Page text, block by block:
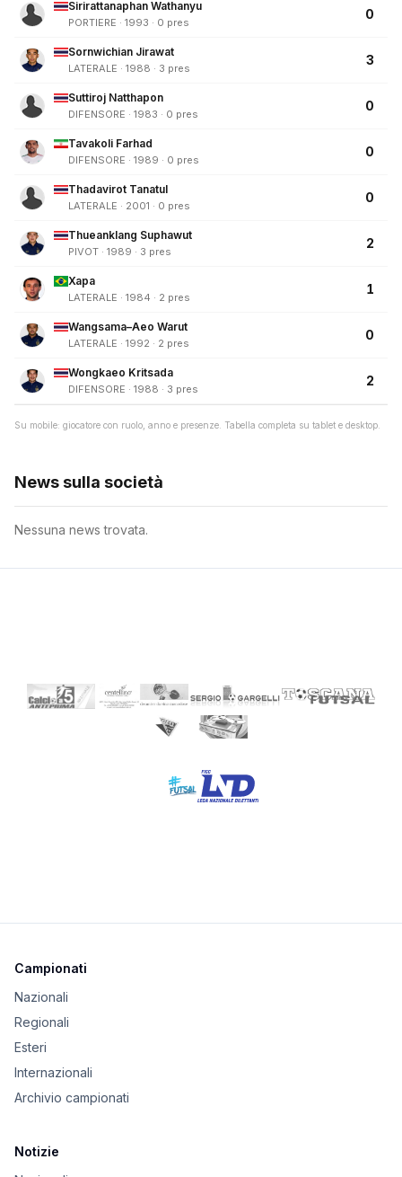
Sirirattanaphan Wathanyu
PORTIERE · 1993 · 0 pres
0
Sornwichian Jirawat
LATERALE · 1988 · 3 pres
3
Suttiroj Natthapon
DIFENSORE · 1983 · 0 pres
0
Tavakoli Farhad
DIFENSORE · 1989 · 0 pres
0
Thadavirot Tanatul
LATERALE · 2001 · 0 pres
0
Thueanklang Suphawut
PIVOT · 1989 · 3 pres
2
Xapa
LATERALE · 1984 · 2 pres
1
Wangsama–Aeo Warut
LATERALE · 1992 · 2 pres
0
Wongkaeo Kritsada
DIFENSORE · 1988 · 3 pres
2
Su mobile: giocatore con ruolo, anno e presenze. Tabella completa su tablet e desktop.
News sulla società
Nessuna news trovata.
Campionati
Nazionali
Regionali
Esteri
Internazionali
Archivio campionati
Notizie